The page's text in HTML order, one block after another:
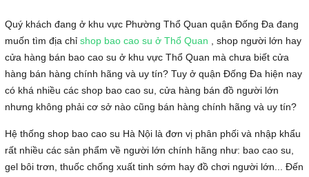
Quý khách đang ở khu vực Phường Thổ Quan quận Đống Đa đang
muốn tìm địa chỉ shop bao cao su ở Thổ Quan , shop người lớn hay
cửa hàng bán bao cao su ở khu vực Thổ Quan mà chưa biết cửa
hàng bán hàng chính hãng và uy tín? Tuy ở quận Đống Đa hiện nay
có khá nhiều các shop bao cao su, cửa hàng bán đồ người lớn
nhưng không phải cơ sở nào cũng bán hàng chính hãng và uy tín?
Hệ thống shop bao cao su Hà Nội là đơn vị phân phối và nhập khẩu
rất nhiều các sản phẩm về người lớn chính hãng như: bao cao su,
gel bôi trơn, thuốc chống xuất tinh sớm hay đồ chơi người lớn... Đến